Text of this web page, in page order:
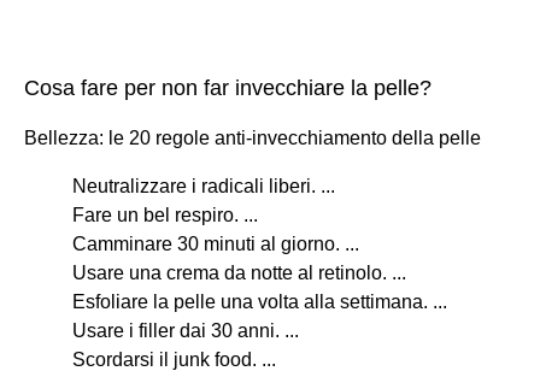
Cosa fare per non far invecchiare la pelle?
Bellezza: le 20 regole anti-invecchiamento della pelle
Neutralizzare i radicali liberi. ...
Fare un bel respiro. ...
Camminare 30 minuti al giorno. ...
Usare una crema da notte al retinolo. ...
Esfoliare la pelle una volta alla settimana. ...
Usare i filler dai 30 anni. ...
Scordarsi il junk food. ...